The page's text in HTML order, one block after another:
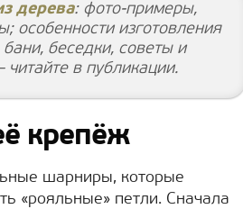
дерева: фото-примеры,
особенности изготовления
беседки, советы и
в публикации.
крепёж
шарниры, которые
«рояльные» петли. Сначала